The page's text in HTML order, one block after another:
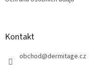
Kontakt
obchod@dermitage.cz